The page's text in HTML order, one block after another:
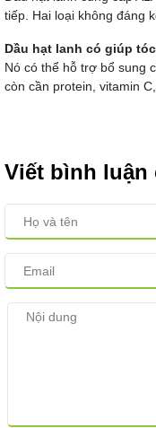
tiếp. Hai loại không đáng
Dầu hạt lanh có giúp
Nó có thể hỗ trợ bổ sung
còn cần protein, vitamin
Viết bình luận